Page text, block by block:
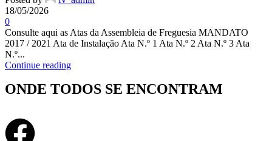
18/05/2026
0
Consulte aqui as Atas da Assembleia de Freguesia MANDATO
2017 / 2021 Ata de Instalação Ata N.º 1 Ata N.º 2 Ata N.º 3 Ata
N.º...
Continue reading
ONDE TODOS SE ENCONTRAM